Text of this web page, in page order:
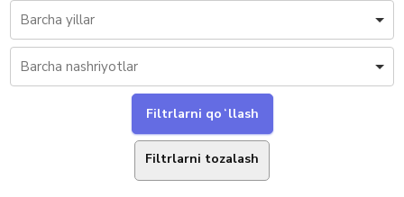
Filtrlarni tozalash